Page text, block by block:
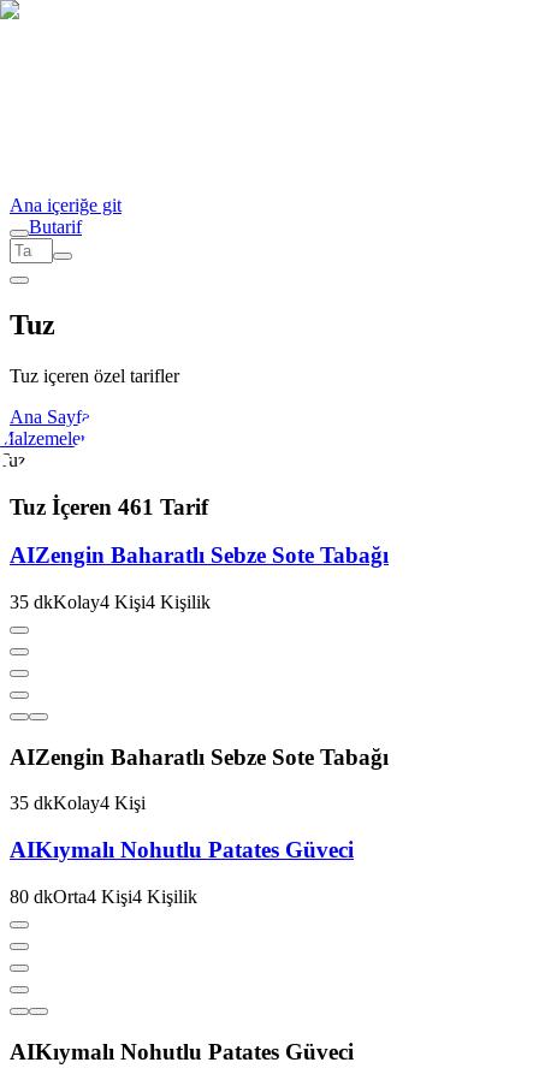
Ana içeriğe git
Butarif
Tuz
Tuz içeren özel tarifler
Ana Sayfa
Tuz İçeren 461 Tarif
AIZengin Baharatlı Sebze Sote Tabağı
35 dkKolay4 Kişi4 Kişilik
AIZengin Baharatlı Sebze Sote Tabağı
35 dkKolay4 Kişi
AIKıymalı Nohutlu Patates Güveci
80 dkOrta4 Kişi4 Kişilik
AIKıymalı Nohutlu Patates Güveci